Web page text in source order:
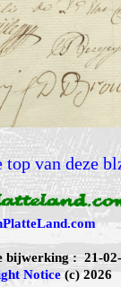
top van deze
bijwerking : 21-
Notice(c) 2026